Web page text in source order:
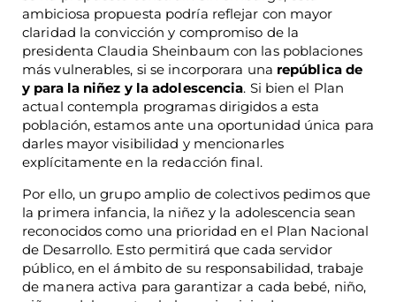
ambiciosa propuesta podría reflejar con mayor
claridad la convicción y compromiso de la
presidenta Claudia Sheinbaum con las poblaciones
más vulnerables, si se incorporara una república de
y para la niñez y la adolescencia. Si bien el Plan
actual contempla programas dirigidos a esta
población, estamos ante una oportunidad única para
darles mayor visibilidad y mencionarles
explícitamente en la redacción final.
Por ello, un grupo amplio de colectivos pedimos que
la primera infancia, la niñez y la adolescencia sean
reconocidos como una prioridad en el Plan Nacional
de Desarrollo. Esto permitirá que cada servidor
público, en el ámbito de su responsabilidad, trabaje
de manera activa para garantizar a cada bebé, niño,